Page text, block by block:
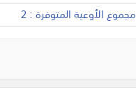
مجموع الأوعية المتوفرة : 2